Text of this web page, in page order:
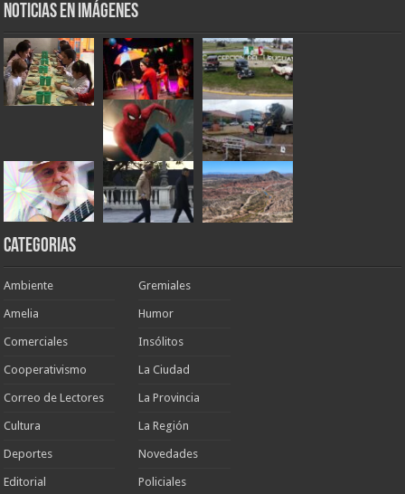
Noticias en Imágenes
Categorias
Ambiente
Amelia
Comerciales
Cooperativismo
Correo de Lectores
Cultura
Deportes
Editorial
Gremiales
Humor
Insólitos
La Ciudad
La Provincia
La Región
Novedades
Policiales